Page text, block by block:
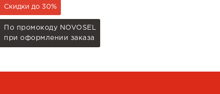
Скидки до 30%
По промокоду NOVOSEL
при оформлении заказа